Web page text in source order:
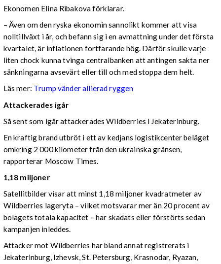
Ekonomen Elina Ribakova förklarar.
– Även om den ryska ekonomin sannolikt kommer att visa
nolltillväxt i år, och befann sig i en avmattning under det första
kvartalet, är inflationen fortfarande hög. Därför skulle varje
liten chock kunna tvinga centralbanken att antingen sakta ner
sänkningarna avsevärt eller till och med stoppa dem helt.
Läs mer: Trump vänder allierad ryggen
Attackerades igår
Så sent som igår attackerades Wildberries i Jekaterinburg.
En kraftig brand utbröt i ett av kedjans logistikcenter beläget
omkring 2 000 kilometer från den ukrainska gränsen,
rapporterar Moscow Times.
1,18 miljoner
Satellitbilder visar att minst 1,18 miljoner kvadratmeter av
Wildberries lageryta – vilket motsvarar mer än 20 procent av
bolagets totala kapacitet – har skadats eller förstörts sedan
kampanjen inleddes.
Attacker mot Wildberries har bland annat registrerats i
Jekaterinburg, Izhevsk, St. Petersburg, Krasnodar, Ryazan,